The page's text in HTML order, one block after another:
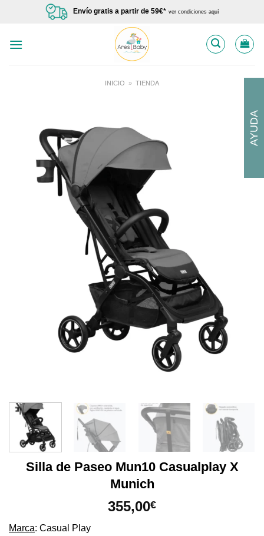
Envío gratis a partir de 59€* ver condiciones aquí
INICIO » TIENDA
Silla de Paseo Mun10 Casualplay X
Munich
355,00€
Marca: Casual Play
AYUDA